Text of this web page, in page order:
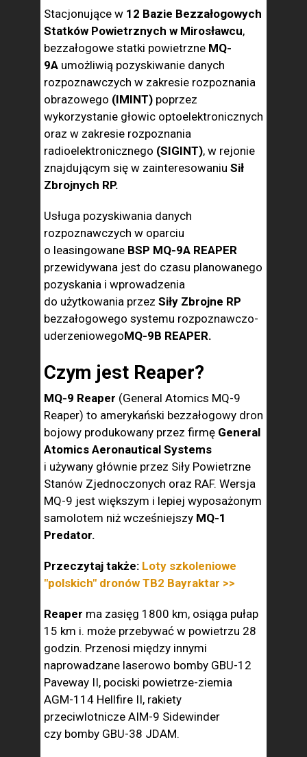
Stacjonujące w 12 Bazie Bezzałogowych
Statków Powietrznych w Mirosławcu,
bezzałogowe statki powietrzne MQ-
9A umożliwią pozyskiwanie danych
rozpoznawczych w zakresie rozpoznania
obrazowego (IMINT) poprzez
wykorzystanie głowic optoelektronicznych
oraz w zakresie rozpoznania
radioelektronicznego (SIGINT), w rejonie
znajdującym się w zainteresowaniu Sił
Zbrojnych RP.
Usługa pozyskiwania danych
rozpoznawczych w oparciu
o leasingowane BSP MQ-9A REAPER
przewidywana jest do czasu planowanego
pozyskania i wprowadzenia
do użytkowania przez Siły Zbrojne RP
bezzałogowego systemu rozpoznawczo-
uderzeniowegoMQ-9B REAPER.
Czym jest Reaper?
MQ-9 Reaper (General Atomics MQ-9
Reaper) to amerykański bezzałogowy dron
bojowy produkowany przez firmę General
Atomics Aeronautical Systems
i używany głównie przez Siły Powietrzne
Stanów Zjednoczonych oraz RAF. Wersja
MQ-9 jest większym i lepiej wyposażonym
samolotem niż wcześniejszy MQ-1
Predator.
Przeczytaj także: Loty szkoleniowe
"polskich" dronów TB2 Bayraktar >>
Reaper ma zasięg 1800 km, osiąga pułap
15 km i. może przebywać w powietrzu 28
godzin. Przenosi między innymi
naprowadzane laserowo bomby GBU-12
Paveway II, pociski powietrze-ziemia
AGM-114 Hellfire II, rakiety
przeciwlotnicze AIM-9 Sidewinder
czy bomby GBU-38 JDAM.